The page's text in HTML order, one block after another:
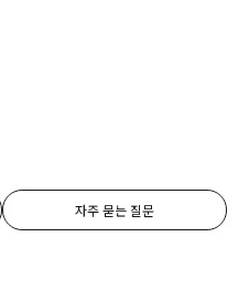
자주 묻는 질문